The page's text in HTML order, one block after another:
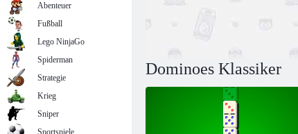
Dominoes Klassiker
Abenteuer
Fußball
Lego NinjaGo
Spiderman
Strategie
Krieg
Sniper
Sportspiele